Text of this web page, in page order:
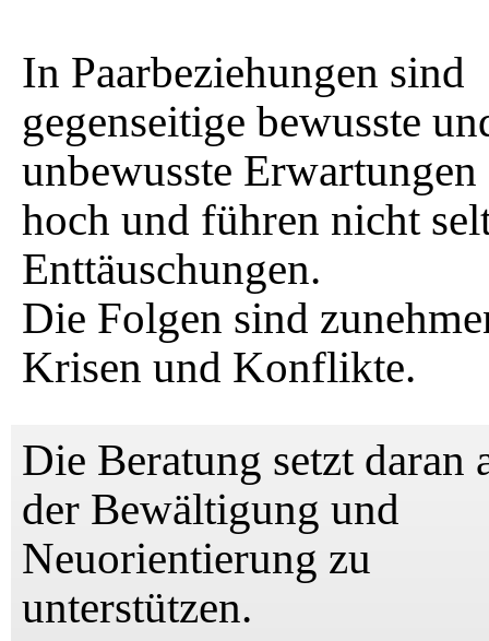
In Paarbeziehungen sind
gegenseitige bewusste
unbewusste
hoch und führen nicht
Enttäuschungen.
Die Folgen sind
Krisen und Konflikte.
Die Beratung setzt daran
der Bewältigung und
Neuorientierung zu
unterstützen.